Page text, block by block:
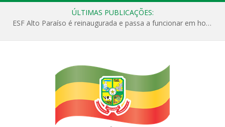
ÚLTIMAS PUBLICAÇÕES:
ESF Alto Paraíso é reinaugurada e passa a funcionar em horário estendido